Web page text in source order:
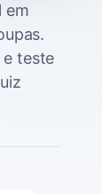
em
e teste